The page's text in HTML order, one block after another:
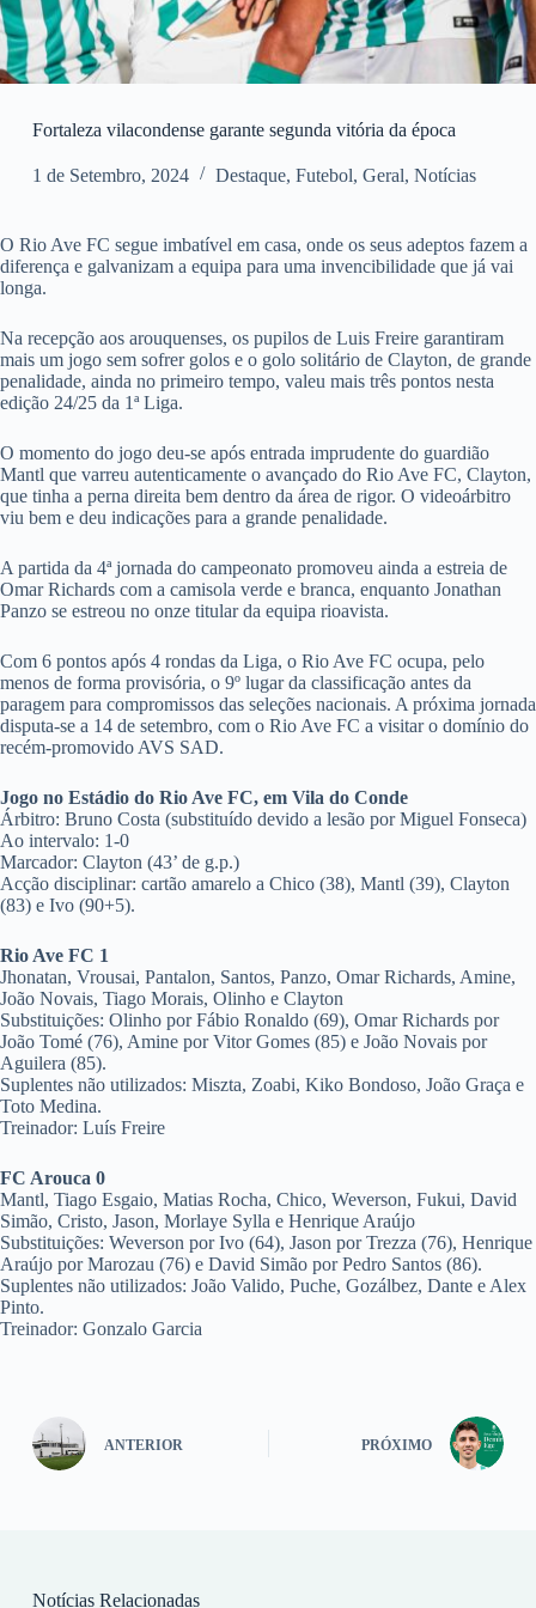
Fortaleza vilacondense garante segunda vitória da época
1 de Setembro, 2024 Destaque, Futebol, Geral, Notícias
O Rio Ave FC segue imbatível em casa, onde os seus adeptos fazem a
diferença e galvanizam a equipa para uma invencibilidade que já vai
longa.
Na recepção aos arouquenses, os pupilos de Luis Freire garantiram
mais um jogo sem sofrer golos e o golo solitário de Clayton, de grande
penalidade, ainda no primeiro tempo, valeu mais três pontos nesta
edição 24/25 da 1ª Liga.
O momento do jogo deu-se após entrada imprudente do guardião
Mantl que varreu autenticamente o avançado do Rio Ave FC, Clayton,
que tinha a perna direita bem dentro da área de rigor. O videoárbitro
viu bem e deu indicações para a grande penalidade.
A partida da 4ª jornada do campeonato promoveu ainda a estreia de
Omar Richards com a camisola verde e branca, enquanto Jonathan
Panzo se estreou no onze titular da equipa rioavista.
Com 6 pontos após 4 rondas da Liga, o Rio Ave FC ocupa, pelo
menos de forma provisória, o 9º lugar da classificação antes da
paragem para compromissos das seleções nacionais. A próxima jornada
disputa-se a 14 de setembro, com o Rio Ave FC a visitar o domínio do
recém-promovido AVS SAD.
Jogo no Estádio do Rio Ave FC, em Vila do Conde
Árbitro: Bruno Costa (substituído devido a lesão por Miguel Fonseca)
Ao intervalo: 1-0
Marcador: Clayton (43’ de g.p.)
Acção disciplinar: cartão amarelo a Chico (38), Mantl (39), Clayton
(83) e Ivo (90+5).
Rio Ave FC 1
Jhonatan, Vrousai, Pantalon, Santos, Panzo, Omar Richards, Amine,
João Novais, Tiago Morais, Olinho e Clayton
Substituições: Olinho por Fábio Ronaldo (69), Omar Richards por
João Tomé (76), Amine por Vitor Gomes (85) e João Novais por
Aguilera (85).
Suplentes não utilizados: Miszta, Zoabi, Kiko Bondoso, João Graça e
Toto Medina.
Treinador: Luís Freire
FC Arouca 0
Mantl, Tiago Esgaio, Matias Rocha, Chico, Weverson, Fukui, David
Simão, Cristo, Jason, Morlaye Sylla e Henrique Araújo
Substituições: Weverson por Ivo (64), Jason por Trezza (76), Henrique
Araújo por Marozau (76) e David Simão por Pedro Santos (86).
Suplentes não utilizados: João Valido, Puche, Gozálbez, Dante e Alex
Pinto.
Treinador: Gonzalo Garcia
ANTERIOR PRÓXIMO
Notícias Relacionadas